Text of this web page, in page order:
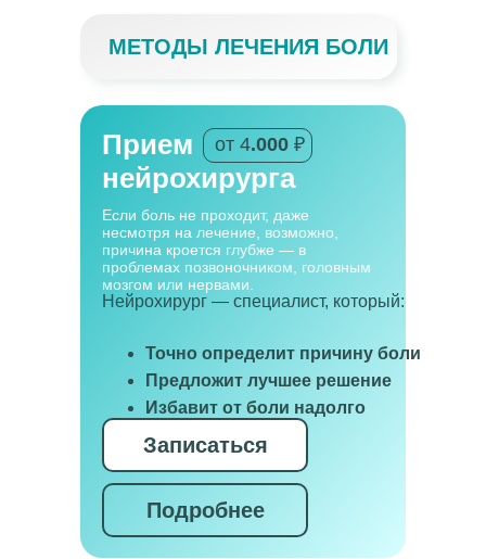
МЕТОДЫ ЛЕЧЕНИЯ БОЛИ
Прием
нейрохирурга
Нейрохирург — специалист, который:
Подробнее
Записаться
Точно определит причину боли
Предложит лучшее решение
Избавит от боли надолго
Если боль не проходит, даже
несмотря на лечение, возможно,
причина кроется глубже — в
проблемах позвоночником, головным
мозгом или нервами.
от 4.000 ₽